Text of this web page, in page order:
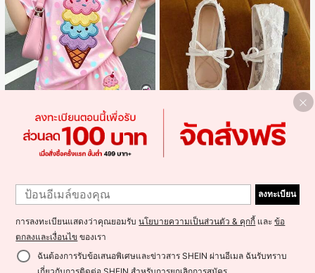
ชุดเด็กผู้หญิงวัยรุ่น ลายไอศกรีมฤดูร้อน
แบบมินิมอลน่ารัก ลายจุดสีสันสดใส สไ
ตล์ครีมหวาน สไตล์วันหยุด ชุด 2 ชิ้น แ
คาวาอิ
#1 ขายดี Save ฿43
หรับผู้หญิงฤดูใบไม้ร่วง/ฤดูหนาว ประดั
สำหรับฤดูร้อน, รองเท้าแมรี่เจนทรงหัวเ
ใน พืช รองเท้าส้นเตี้ยสตรี
500+ sold
(1000+)
฿246 -15% 3 วันสุดท้าย
1
ลงทะเบียน
การลงทะเบียนแสดงว่าคุณยอมรับนโยบายความเป็นส่วนตัว & คุกกี้ และข้อ
ตกลงและเงื่อนไข ของเรา
ฉันต้องการรับข้อเสนอพิเศษและข่าวสาร SHEIN ผ่านอีเมล ฉันรับทราบ